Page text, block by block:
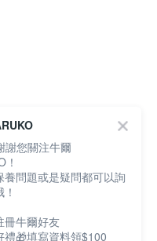
謝您關注牛爾
！
養問題或是疑問都可以詢
冊牛爾好友
禮🎁填寫資料領$100